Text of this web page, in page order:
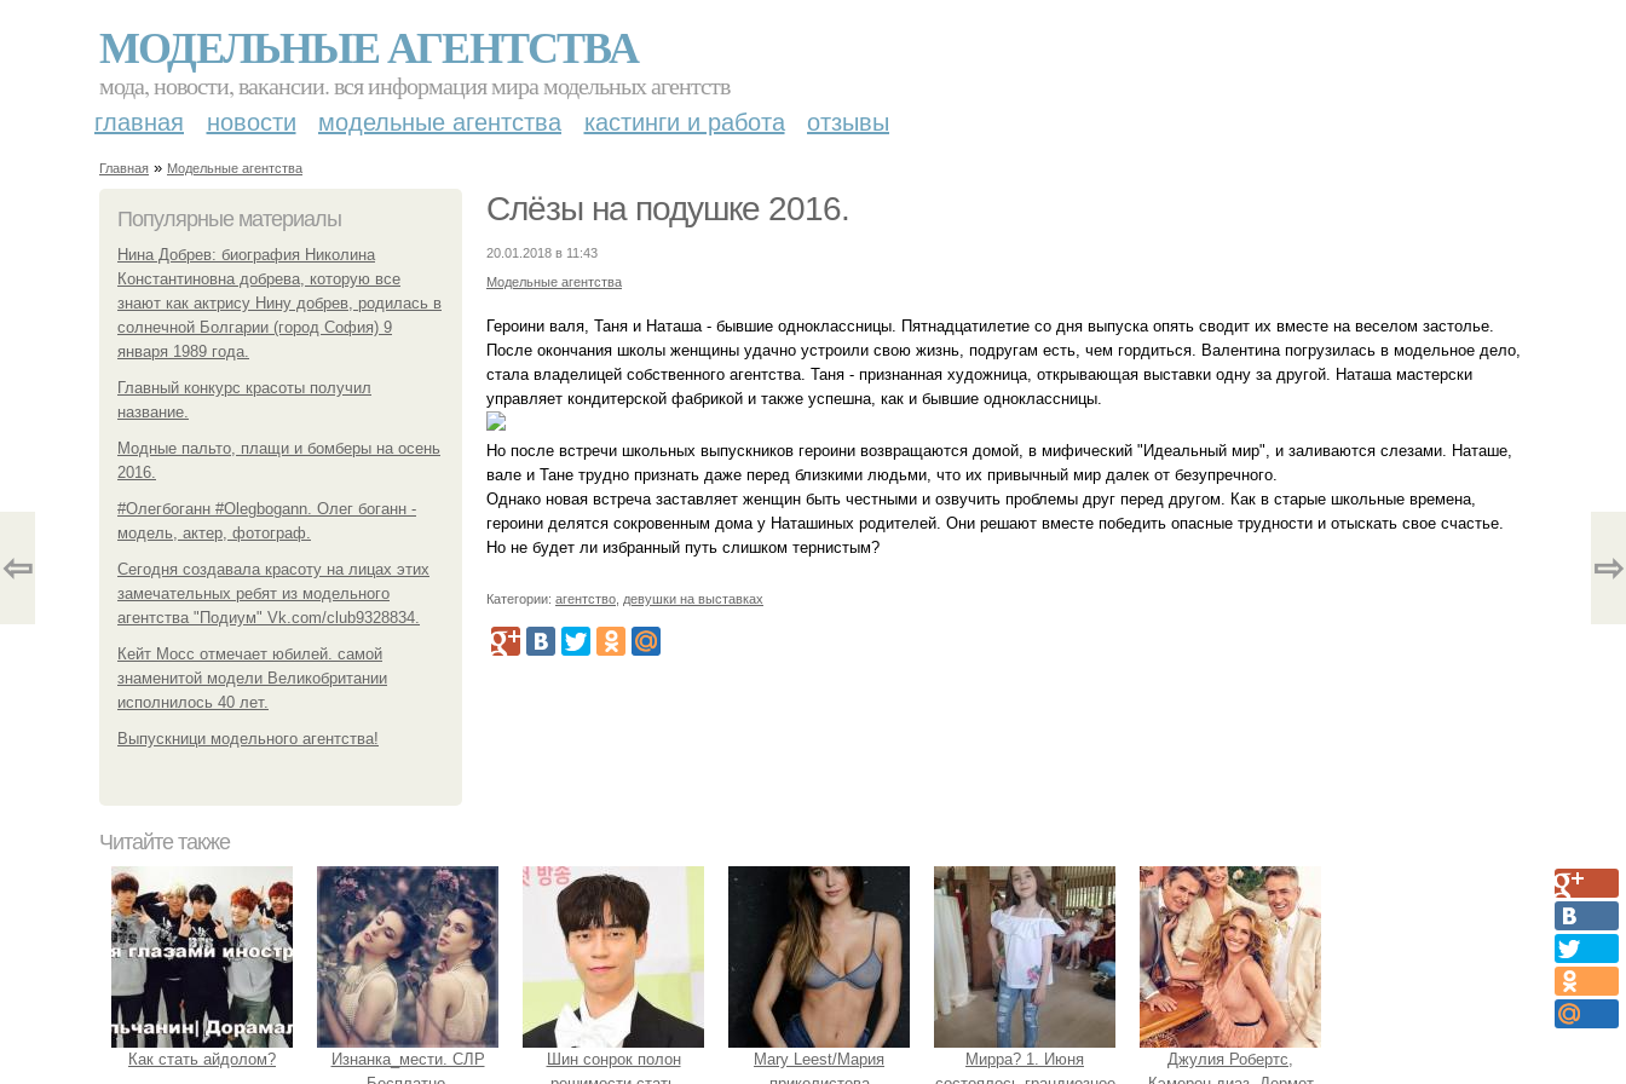
МОДЕЛЬНЫЕ АГЕНТСТВА
мода, новости, вакансии. вся информация мира модельных агентств
главная новости модельные агентства кастинги и работа отзывы
Главная » Модельные агентства
Популярные материалы
Нина Добрев: биография Николина
Константиновна добрева, которую все
знают как актрису Нину добрев, родилась в
солнечной Болгарии (город София) 9
января 1989 года.
Главный конкурс красоты получил
название.
Модные пальто, плащи и бомберы на осень
2016.
#Олегбоганн #Olegbogann. Олег боганн -
модель, актер, фотограф.
Сегодня создавала красоту на лицах этих
замечательных ребят из модельного
агентства "Подиум" Vk.com/club9328834.
Кейт Мосс отмечает юбилей. самой
знаменитой модели Великобритании
исполнилось 40 лет.
Выпускници модельного агентства!
Слёзы на подушке 2016.
20.01.2018 в 11:43
Модельные агентства
Героини валя, Таня и Наташа - бывшие одноклассницы. Пятнадцатилетие со дня выпуска опять сводит их вместе на веселом застолье.
После окончания школы женщины удачно устроили свою жизнь, подругам есть, чем гордиться. Валентина погрузилась в модельное дело,
стала владелицей собственного агентства. Таня - признанная художница, открывающая выставки одну за другой. Наташа мастерски
управляет кондитерской фабрикой и также успешна, как и бывшие одноклассницы.
Но после встречи школьных выпускников героини возвращаются домой, в мифический "Идеальный мир", и заливаются слезами. Наташе,
вале и Тане трудно признать даже перед близкими людьми, что их привычный мир далек от безупречного.
Однако новая встреча заставляет женщин быть честными и озвучить проблемы друг перед другом. Как в старые школьные времена,
героини делятся сокровенным дома у Наташиных родителей. Они решают вместе победить опасные трудности и отыскать свое счастье.
Но не будет ли избранный путь слишком тернистым?
Категории: агентство девушки на выставках
⇦ ⇨
Читайте также
Как стать айдолом?
Изнанка_мести. СЛР
Шин сонрок полон
Mary Leest/Мария
Мирра? 1. Июня
Джулия Робертс,